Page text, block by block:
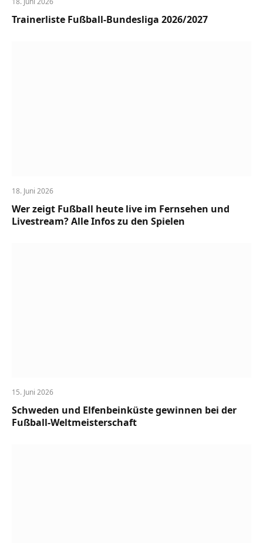
Trainerliste Fußball-Bundesliga 2026/2027
18. Juni 2026
Wer zeigt Fußball heute live im Fernsehen und
Livestream? Alle Infos zu den Spielen
15. Juni 2026
Schweden und Elfenbeinküste gewinnen bei der
Fußball-Weltmeisterschaft